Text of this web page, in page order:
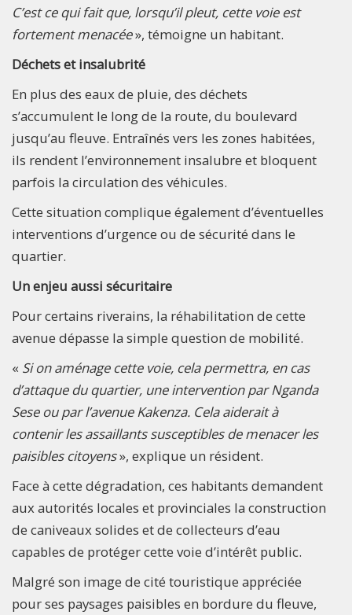
C’est ce qui fait que, lorsqu’il pleut, cette voie est
fortement menacée», témoigne un habitant.
Déchets et insalubrité
En plus des eaux de pluie, des déchets
s’accumulent le long de la route, du boulevard
jusqu’au fleuve. Entraînés vers les zones habitées,
ils rendent l’environnement insalubre et bloquent
parfois la circulation des véhicules.
Cette situation complique également d’éventuelles
interventions d’urgence ou de sécurité dans le
quartier.
Un enjeu aussi sécuritaire
Pour certains riverains, la réhabilitation de cette
avenue dépasse la simple question de mobilité.
« Si on aménage cette voie, cela permettra, en cas
d’attaque du quartier, une intervention par Nganda
Sese ou par l’avenue Kakenza. Cela aiderait à
contenir les assaillants susceptibles de menacer les
paisibles citoyens», explique un résident.
Face à cette dégradation, ces habitants demandent
aux autorités locales et provinciales la construction
de caniveaux solides et de collecteurs d’eau
capables de protéger cette voie d’intérêt public.
Malgré son image de cité touristique appréciée
pour ses paysages paisibles en bordure du fleuve,